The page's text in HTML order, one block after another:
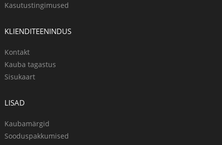
Kasutustingimused
KLIENDITEENINDUS
Kontakt
Kauba tagastus
Sisukaart
LISAD
Kaubamärgid
Sooduspakkumised